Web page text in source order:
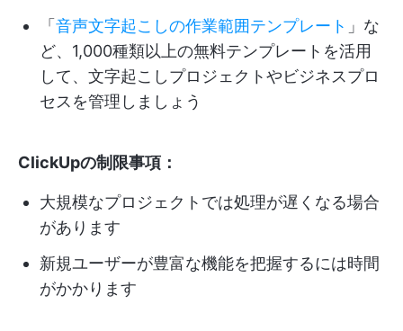
「音声文字起こしの作業範囲テンプレート 」な
ど、1,000種類以上の無料テンプレートを活用
して、文字起こしプロジェクトやビジネスプロ
セスを管理しましょう
ClickUpの制限事項：
大規模なプロジェクトでは処理が遅くなる場合
があります
新規ユーザーが豊富な機能を把握するには時間
がかかります